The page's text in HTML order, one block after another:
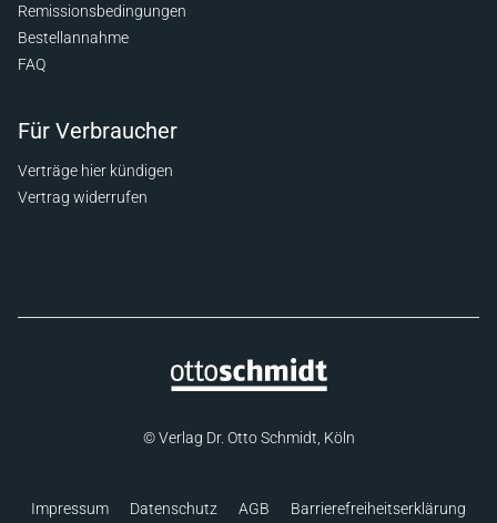
Remissionsbedingungen
Bestellannahme
FAQ
Für Verbraucher
Verträge hier kündigen
Vertrag widerrufen
© Verlag Dr. Otto Schmidt, Köln
Impressum Datenschutz AGB Barrierefreiheitserklärung